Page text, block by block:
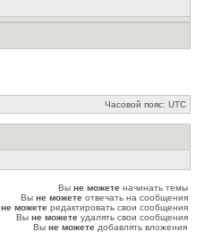
Часовой пояс: UTC
Вы не можете начинать темы
Вы не можете отвечать на сообщения
не можете редактировать свои сообщения
Вы не можете удалять свои сообщения
Вы не можете добавлять вложения